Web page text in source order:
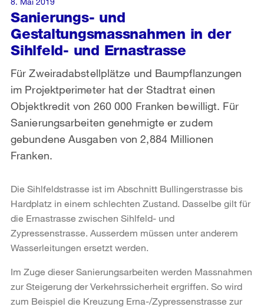
Sanierungs- und
Gestaltungsmassnahmen in der
Sihlfeld- und Ernastrasse
Für Zweiradabstellplätze und Baumpflanzungen
im Projektperimeter hat der Stadtrat einen
Objektkredit von 260 000 Franken bewilligt. Für
Sanierungsarbeiten genehmigte er zudem
gebundene Ausgaben von 2,884 Millionen
Franken.
Die Sihlfeldstrasse ist im Abschnitt Bullingerstrasse bis
Hardplatz in einem schlechten Zustand. Dasselbe gilt für
die Ernastrasse zwischen Sihlfeld- und
Zypressenstrasse. Ausserdem müssen unter anderem
Wasserleitungen ersetzt werden.
Im Zuge dieser Sanierungsarbeiten werden Massnahmen
zur Steigerung der Verkehrssicherheit ergriffen. So wird
zum Beispiel die Kreuzung Erna-/Zypressenstrasse zur